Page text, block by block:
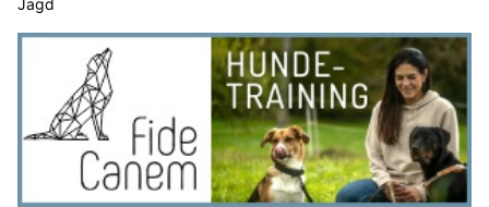
Jagd